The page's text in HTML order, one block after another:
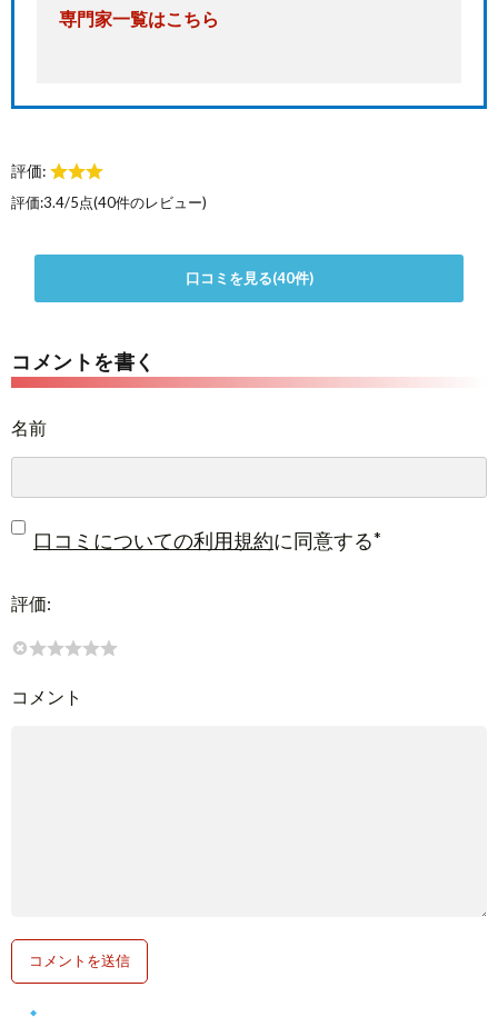
専門家一覧はこちら
評価:
評価:3.4/5点(40件のレビュー)
口コミを見る(40件)
コメントを書く
名前
口コミについての利用規約に同意する*
評価:
コメント